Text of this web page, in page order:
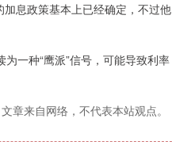
息政策基本上已经确定，不过他
一种“鹰派”信号，可能导致利率
章来自网络，不代表本站观点。